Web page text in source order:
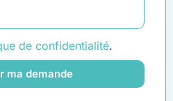
de confidentialité.
ma demande